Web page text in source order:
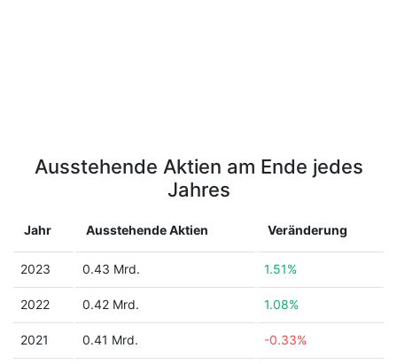
Ausstehende Aktien am Ende jedes
Jahres
Jahr Ausstehende Aktien Veränderung
2023 0.43 Mrd. 1.51%
2022 0.42 Mrd. 1.08%
2021 0.41 Mrd. -0.33%